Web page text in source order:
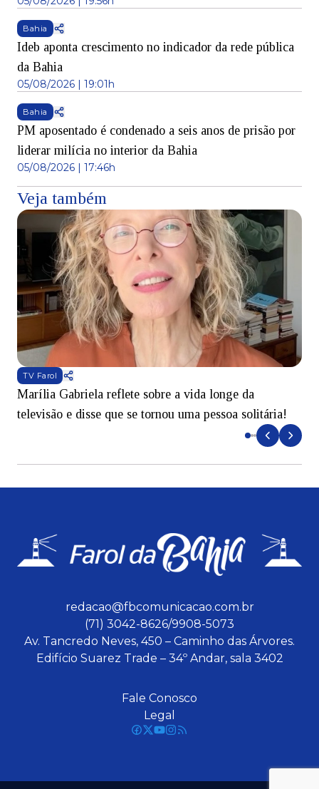
Bahia
Ideb aponta crescimento no indicador da rede pública
da Bahia
05/08/2026 | 19:01h
Bahia
PM aposentado é condenado a seis anos de prisão por
liderar milícia no interior da Bahia
05/08/2026 | 17:46h
Veja também
TV Farol
Marília Gabriela reflete sobre a vida longe da
televisão e disse que se tornou uma pessoa solitária!
redacao@fbcomunicacao.com.br
(71) 3042-8626/9908-5073
Av. Tancredo Neves, 450 – Caminho das Árvores.
Edifício Suarez Trade – 34º Andar, sala 3402
Fale Conosco
Legal